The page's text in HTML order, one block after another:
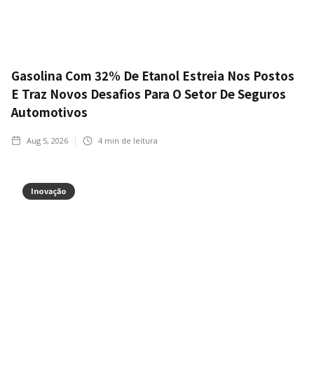
Gasolina Com 32% De Etanol Estreia Nos Postos
E Traz Novos Desafios Para O Setor De Seguros
Automotivos
Aug 5, 2026 4 min de leitura
Inovação